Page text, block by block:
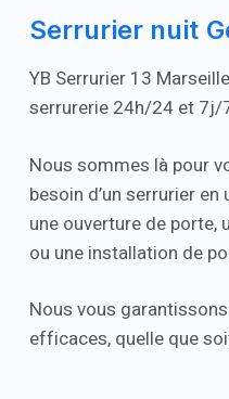
Serrurier nuit
YB Serrurier 13
serrurerie 24h/24 et 7j/
Nous sommes là pour
besoin d’un serrurier
une ouverture de porte,
ou une installation de
Nous vous
efficaces, quelle que